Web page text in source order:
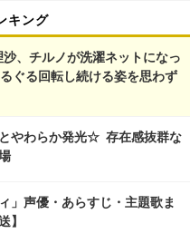
キング
、チルノが洗濯ネットになっ
ぐる回転し続ける姿を思わず
やわらか発光☆ 存在感抜群な
」声優・あらすじ・主題歌ま
】